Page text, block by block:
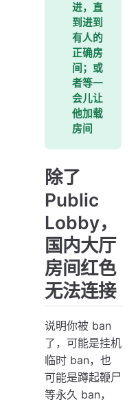
进，直
到进到
有人的
正确房
间；或
者等一
会儿让
他加载
房间
除了
Public
Lobby，
国内大厅
房间红色
无法连接
说明你被 ban
了，可能是挂机
临时 ban，也
可能是蹲起鞭尸
等永久 ban，